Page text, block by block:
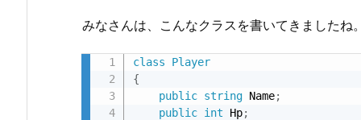
れ
ま
で
みなさんは、こんなクラスを書いてきましたね。
class
Player
{
public string Name;
public int Hp;